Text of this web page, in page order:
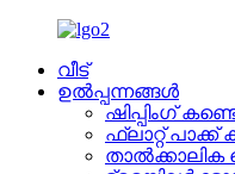
വീട്
ഉൽപ്പന്നങ്ങൾ
ഷിപ്പിംഗ്
ഫ്ലാറ്റ്
താൽക്കാലിക